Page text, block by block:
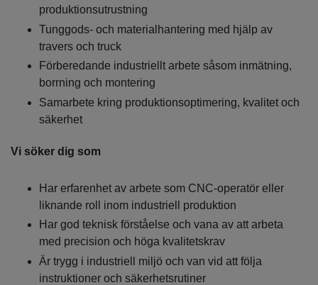
produktionsutrustning
Tunggods‑ och materialhantering med hjälp av
travers och truck
Förberedande industriellt arbete såsom inmätning,
borrning och montering
Samarbete kring produktionsoptimering, kvalitet och
säkerhet
Vi söker dig som
Har erfarenhet av arbete som CNC‑operatör eller
liknande roll inom industriell produktion
Har god teknisk förståelse och vana av att arbeta
med precision och höga kvalitetskrav
Är trygg i industriell miljö och van vid att följa
instruktioner och säkerhetsrutiner